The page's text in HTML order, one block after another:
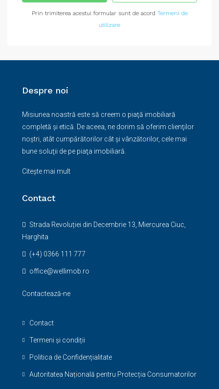
Prin trimiterea acestui formular sunt de acord Termeni de
utilizare
Despre noi
Misiunea noastră este să creem o piaţă imobiliară
completă şi etică. De aceea, ne dorim să oferim clienţilor
noştri, atât cumpărătorilor cât şi vânzătorilor, cele mai
bune soluţii de pe piaţa imobiliară.
Citește mai mult
Contact
Strada Revoluției din Decembrie 13, Miercurea Ciuc,
Harghita
(+4) 0366 111 777
office@wellimob.ro
Contactează-ne
Contact
Termeni și condiții
Politica de Confidențialitate
Autoritatea Națională pentru Protecția Consumatorilor